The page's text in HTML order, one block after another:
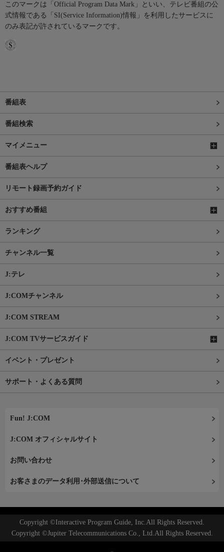
このマークは「Official Program Data Mark」といい、テレビ番組の公
式情報である「SI(Service Information)情報」を利用したサービスに
のみ表記が許されているマークです。
番組表
番組検索
マイメニュー
番組表ヘルプ
リモート録画予約ガイド
おすすめ番組
ランキング
チャンネル一覧
J:テレ
J:COMチャンネル
J:COM STREAM
J:COM TVサービスガイド
イベント・プレゼント
サポート・よくある質問
Fun! J:COM
J:COM オフィシャルサイト
お問い合わせ
お客さまのデータ利用･外部送信について
Copyright ©Interactive Program Guide, Inc.All Rights Reserved.
Copyright ©Jupiter Telecommunications Co., Ltd.All Rights Reserved.